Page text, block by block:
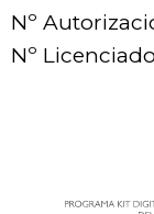
Nº
Nº